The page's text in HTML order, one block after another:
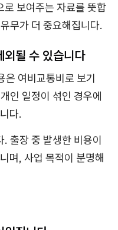
로 보여주는 자료를 뜻합
무가 더 중요해집니다.
될 수 있습니다
은 여비교통비로 보기
인 일정이 섞인 경우에
다.
출장 중 발생한 비용이
며, 사업 목적이 분명해